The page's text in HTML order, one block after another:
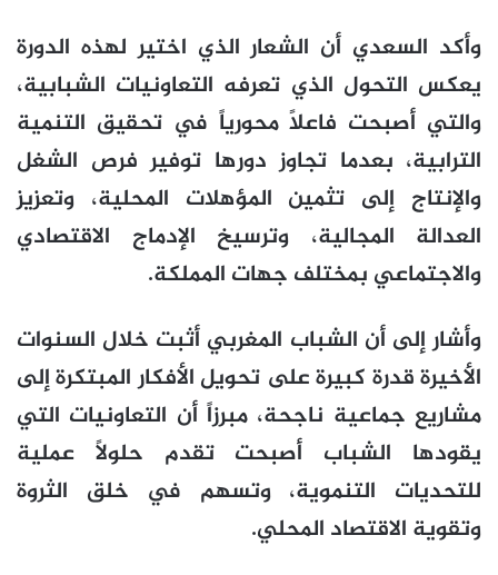
وأكد السعدي أن الشعار الذي اختير لهذه الدورة
يعكس التحول الذي تعرفه التعاونيات الشبابية،
والتي أصبحت فاعلاً محورياً في تحقيق التنمية
الترابية، بعدما تجاوز دورها توفير فرص الشغل
والإنتاج إلى تثمين المؤهلات المحلية، وتعزيز
العدالة المجالية، وترسيخ الإدماج الاقتصادي
والاجتماعي بمختلف جهات المملكة.
وأشار إلى أن الشباب المغربي أثبت خلال السنوات
الأخيرة قدرة كبيرة على تحويل الأفكار المبتكرة إلى
مشاريع جماعية ناجحة، مبرزاً أن التعاونيات التي
يقودها الشباب أصبحت تقدم حلولاً عملية
للتحديات التنموية، وتسهم في خلق الثروة
وتقوية الاقتصاد المحلي.